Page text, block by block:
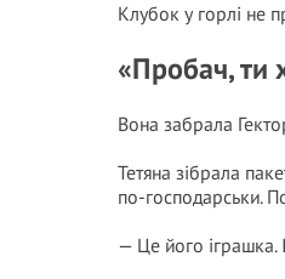
Клубок у горлі не
«Пробач, ти
Вона забрала
Тетяна зібрала
по-господарськи.
— Це його іграшка.